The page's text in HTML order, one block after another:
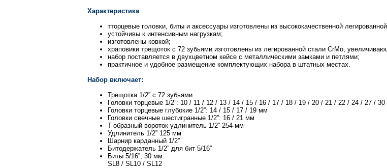
Характеристика
тторцевые головки, биты и аксессуары изготовлены из высококачественной
устойчивы к интенсивным нагрузкам;
изготовлены ковкой;
храповики трещоток с 72 зубьями изготовлены из легированной стали CrMo,
набор поставляется в двухцветном кейсе с металлическими замками и петлями;
практичное и удобное размещение комплектующих набора в штатных местах.
Набор включает:
Трещотка 1/2” с 72 зубьями
Головки торцевые 1/2”: 10 / 11 / 12 / 13 / 14 / 15 / 16 / 17 / 18 / 19 / 20 / 21 / 22 / 24 / 27 /
Головки торцевые глубокие 1/2”: 14 / 15 / 17 / 19 мм
Головки свечные шестигранные 1/2”: 16 / 21 мм
T-образный вороток-удлинитель 1/2” 254 мм
Удлинитель 1/2” 125 мм
Шарнир карданный 1/2”
Битодержатель 1/2” для бит 5/16”
Биты 5/16”, 30 мм:
SL8 / SL10 / SL12